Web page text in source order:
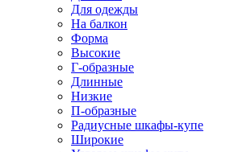
Для одежды
На балкон
Форма
Высокие
Г-образные
Длинные
Низкие
П-образные
Радиусные шкафы-купе
Широкие